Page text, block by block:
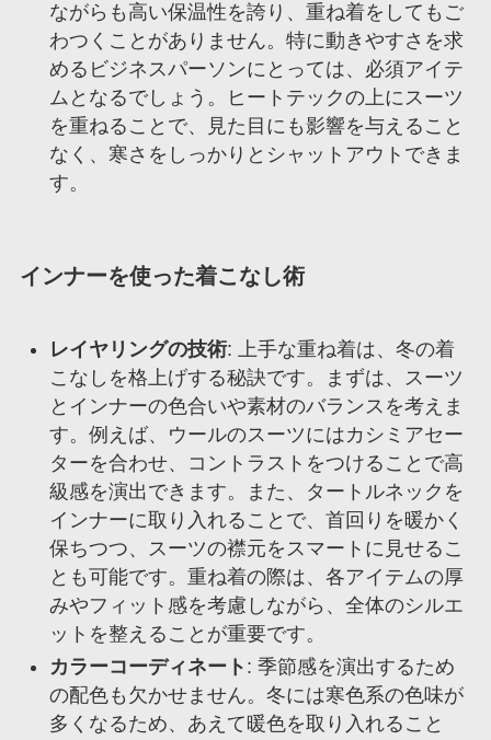
ながらも高い保温性を誇り、重ね着をしてもご
わつくことがありません。特に動きやすさを求
めるビジネスパーソンにとっては、必須アイテ
ムとなるでしょう。ヒートテックの上にスーツ
を重ねることで、見た目にも影響を与えること
なく、寒さをしっかりとシャットアウトできま
す。
インナーを使った着こなし術
レイヤリングの技術: 上手な重ね着は、冬の着
こなしを格上げする秘訣です。まずは、スーツ
とインナーの色合いや素材のバランスを考えま
す。例えば、ウールのスーツにはカシミアセー
ターを合わせ、コントラストをつけることで高
級感を演出できます。また、タートルネックを
インナーに取り入れることで、首回りを暖かく
保ちつつ、スーツの襟元をスマートに見せるこ
とも可能です。重ね着の際は、各アイテムの厚
みやフィット感を考慮しながら、全体のシルエ
ットを整えることが重要です。
カラーコーディネート : 季節感を演出するため
の配色も欠かせません。冬には寒色系の色味が
多くなるため、あえて暖色を取り入れること